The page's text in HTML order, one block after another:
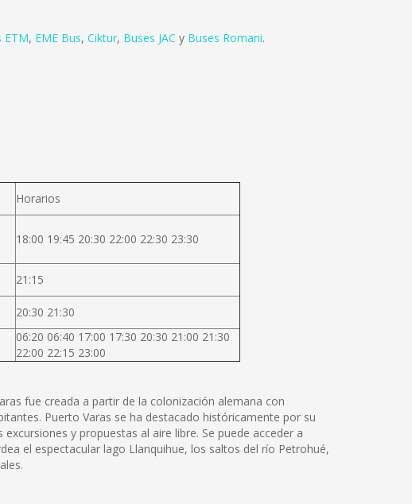
ETM, EME Bus, Ciktur, Buses JAC y Buses Romani.
Horarios
18:00 19:45 20:30 22:00 22:30 23:30
21:15
20:30 21:30
06:20 06:40 17:00 17:30 20:30 21:00 21:30
22:00 22:15 23:00
fue creada a partir de la colonización alemana con
Puerto Varas se ha destacado históricamente por su
y propuestas al aire libre. Se puede acceder a
el espectacular lago Llanquihue, los saltos del río Petrohué,